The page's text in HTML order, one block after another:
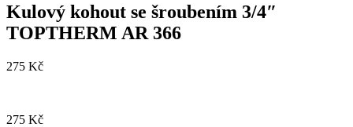
Kulový kohout se šroubením 3/4″
TOPTHERM AR 366
275 Kč
275 Kč